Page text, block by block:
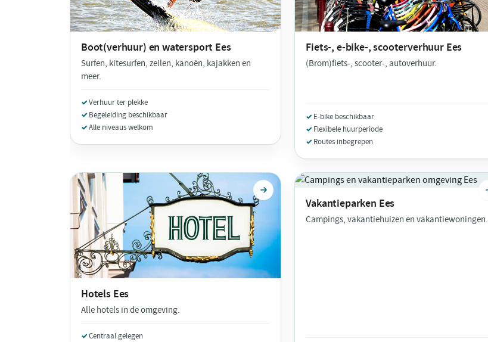
Boot(verhuur) en watersport Ees
Surfen, kitesurfen, zeilen, kanoën, kajakken en
meer.
Verhuur ter plekke
Begeleiding beschikbaar
Alle niveaus welkom
Fiets-, e-bike-, scooterverhuur Ees
(Brom)fiets-, scooter-, autoverhuur.
E-bike beschikbaar
Flexibele huurperiode
Routes inbegrepen
Hotels Ees
Alle hotels in de omgeving.
Centraal gelegen
Vakantieparken Ees
Campings, vakantiehuizen en vakantiewoningen.